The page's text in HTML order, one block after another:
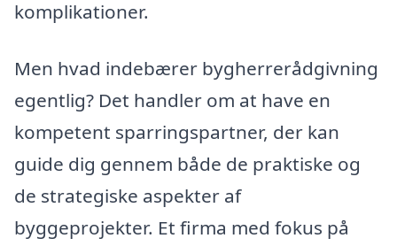
komplikationer.
Men hvad indebærer bygherrerådgivning
egentlig? Det handler om at have en
kompetent sparringspartner, der kan
guide dig gennem både de praktiske og
de strategiske aspekter af
byggeprojekter. Et firma med fokus på